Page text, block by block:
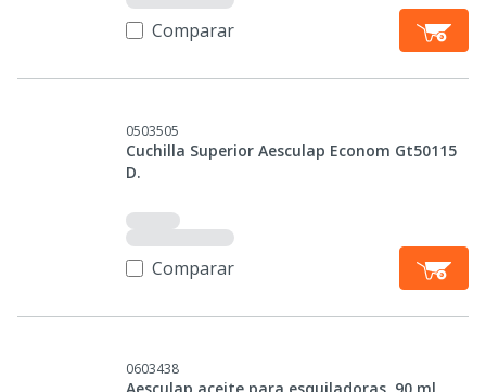
Comparar
0503505
Cuchilla Superior Aesculap Econom Gt50115
D.
Comparar
0603438